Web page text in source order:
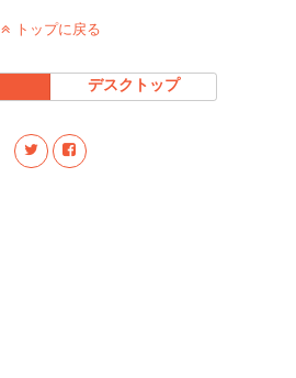
トップに戻る
デスクトップ